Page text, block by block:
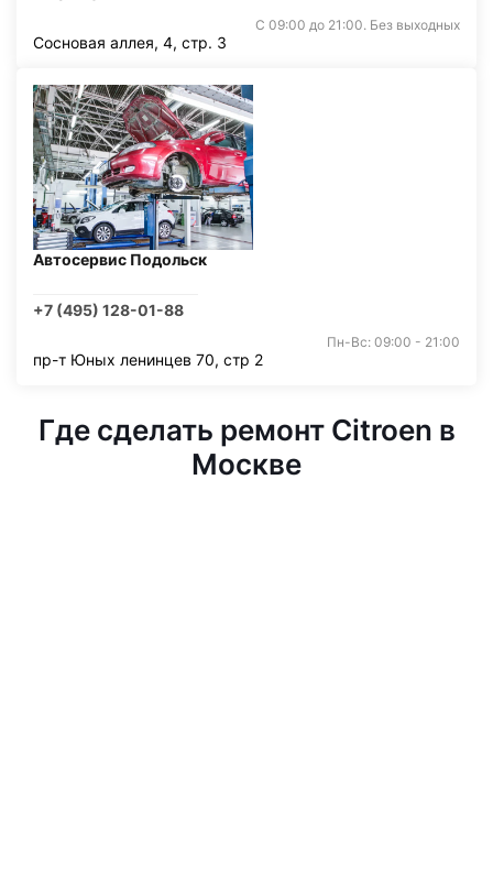
С 09:00 до 21:00. Без выходных
Сосновая аллея, 4, стр. 3
Автосервис Подольск
+7 (495) 128-01-88
Пн-Вс: 09:00 - 21:00
пр-т Юных ленинцев 70, стр 2
Где сделать ремонт Citroen в
Москве